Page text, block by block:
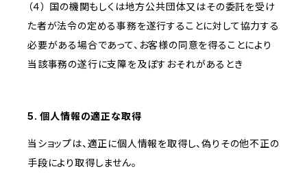
（４） 国の機関もしくは地方公共団体又はその委託を受け
た者が法令の定める事務を遂行することに対して協力する
必要がある場合であって、お客様の同意を得ることにより
当該事務の遂行に支障を及ぼすおそれがあるとき
5. 個人情報の適正な取得
当ショップは、適正に個人情報を取得し、偽りその他不正の
手段により取得しません。